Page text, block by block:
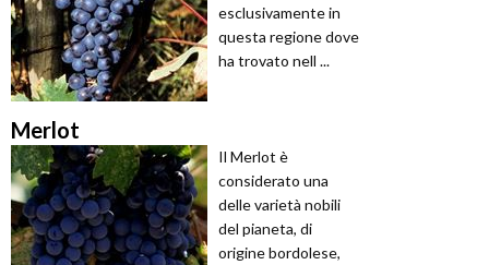
esclusivamente in
questa regione dove
ha trovato nell ...
Merlot
Il Merlot è
considerato una
delle varietà nobili
del pianeta, di
origine bordolese,